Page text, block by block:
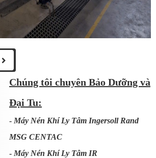
Chúng tôi chuyên Bảo Dưỡng và
Đại Tu:
- Máy Nén Khí Ly Tâm Ingersoll Rand
MSG CENTAC
- Máy Nén Khí Ly Tâm IR